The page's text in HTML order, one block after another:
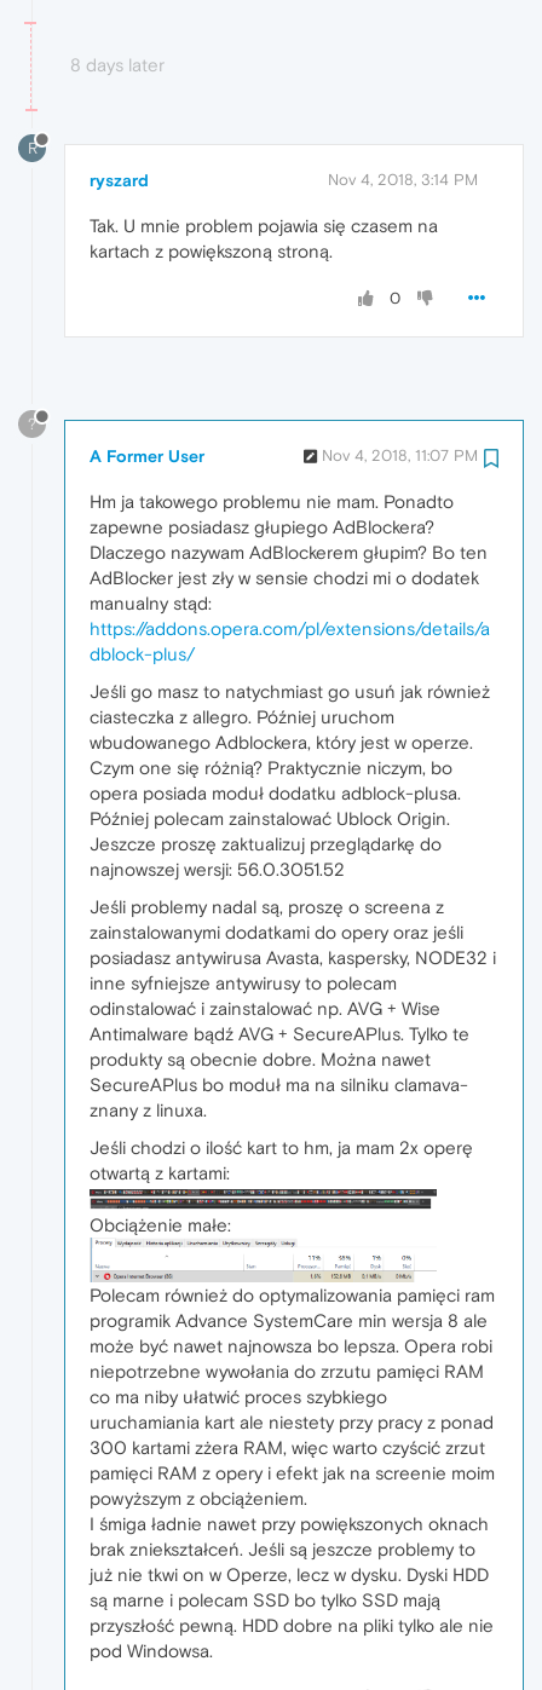
8 days later
R
ryszard Nov 4, 2018, 3:14 PM
Tak. U mnie problem pojawia się czasem na
kartach z powiększoną stroną.
0
?
A Former User Nov 4, 2018, 11:07 PM
Hm ja takowego problemu nie mam. Ponadto
zapewne posiadasz głupiego AdBlockera?
Dlaczego nazywam AdBlockerem głupim? Bo ten
AdBlocker jest zły w sensie chodzi mi o dodatek
manualny stąd:
https://addons.opera.com/pl/extensions/details/a
dblock-plus/
Jeśli go masz to natychmiast go usuń jak również
ciasteczka z allegro. Później uruchom
wbudowanego Adblockera, który jest w operze.
Czym one się różnią? Praktycznie niczym, bo
opera posiada moduł dodatku adblock-plusa.
Później polecam zainstalować Ublock Origin.
Jeszcze proszę zaktualizuj przeglądarkę do
najnowszej wersji: 56.0.3051.52
Jeśli problemy nadal są, proszę o screena z
zainstalowanymi dodatkami do opery oraz jeśli
posiadasz antywirusa Avasta, kaspersky, NODE32 i
inne syfniejsze antywirusy to polecam
odinstalować i zainstalować np. AVG + Wise
Antimalware bądź AVG + SecureAPlus. Tylko te
produkty są obecnie dobre. Można nawet
SecureAPlus bo moduł ma na silniku clamava-
znany z linuxa.
Jeśli chodzi o ilość kart to hm, ja mam 2x operę
otwartą z kartami:
Obciążenie małe:
Polecam również do optymalizowania pamięci ram
programik Advance SystemCare min wersja 8 ale
może być nawet najnowsza bo lepsza. Opera robi
niepotrzebne wywołania do zrzutu pamięci RAM
co ma niby ułatwić proces szybkiego
uruchamiania kart ale niestety przy pracy z ponad
300 kartami zżera RAM, więc warto czyścić zrzut
pamięci RAM z opery i efekt jak na screenie moim
powyższym z obciążeniem.
I śmiga ładnie nawet przy powiększonych oknach
brak zniekształceń. Jeśli są jeszcze problemy to
już nie tkwi on w Operze, lecz w dysku. Dyski HDD
są marne i polecam SSD bo tylko SSD mają
przyszłość pewną. HDD dobre na pliki tylko ale nie
pod Windowsa.